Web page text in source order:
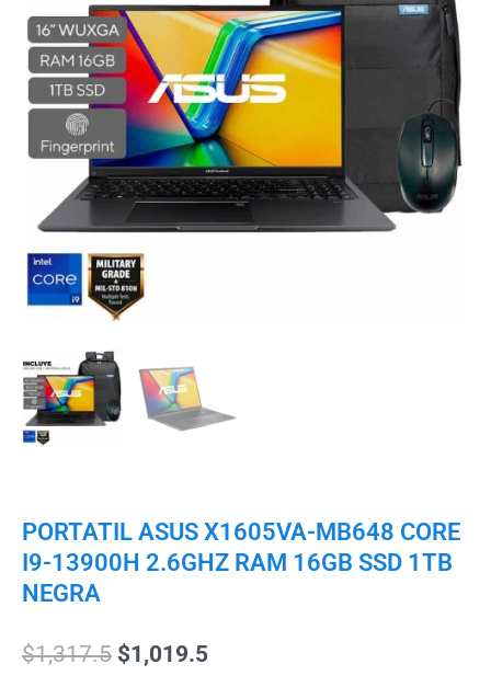
PORTATIL ASUS X1605VA-MB648 CORE
I9-13900H 2.6GHZ RAM 16GB SSD 1TB
NEGRA
$1,317.5 El
$1,019.5El